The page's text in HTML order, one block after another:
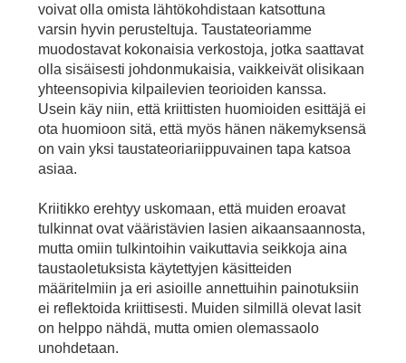
voivat olla omista lähtökohdistaan katsottuna
varsin hyvin perusteltuja. Taustateoriamme
muodostavat kokonaisia verkostoja, jotka saattavat
olla sisäisesti johdonmukaisia, vaikkeivät olisikaan
yhteensopivia kilpailevien teorioiden kanssa.
Usein käy niin, että kriittisten huomioiden esittäjä ei
ota huomioon sitä, että myös hänen näkemyksensä
on vain yksi taustateoriariippuvainen tapa katsoa
asiaa.
Kriitikko erehtyy uskomaan, että muiden eroavat
tulkinnat ovat vääristävien lasien aikaansaannosta,
mutta omiin tulkintoihin vaikuttavia seikkoja aina
taustaoletuksista käytettyjen käsitteiden
määritelmiin ja eri asioille annettuihin painotuksiin
ei reflektoida kriittisesti. Muiden silmillä olevat lasit
on helppo nähdä, mutta omien olemassaolo
unohdetaan.